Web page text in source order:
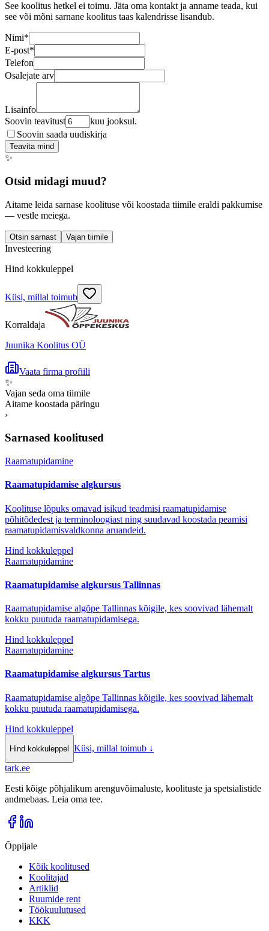
See koolitus hetkel ei toimu. Jäta oma kontakt ja anname teada, kui
see või mõni sarnane koolitus taas kalendrisse lisandub.
Nimi*
E-post*
Telefon
Osalejate arv
Lisainfo
Soovin teavitust
kuu jooksul.
Soovin saada uudiskirja
Teavita mind
✨
Otsid midagi muud?
Aitame leida sarnase koolituse või koostada tiimile eraldi pakkumise
— vestle meiega.
Otsin sarnast Vajan tiimile
Investeering
Hind kokkuleppel
Küsi, millal toimub
Korraldaja
Juunika Koolitus OÜ
Vaata firma profiili
✨
Vajan seda oma tiimile
Aitame koostada päringu
›
Sarnased koolitused
Raamatupidamine
Raamatupidamise algkursus
Koolituse lõpuks omavad isikud teadmisi raamatupidamise
põhitõdedest ja terminoloogiast ning suudavad koostada peamisi
raamatupidamisvaldkonna aruandeid.
Hind kokkuleppel
Raamatupidamine
Raamatupidamise algkursus Tallinnas
Raamatupidamise algõpe Tallinnas kõigile, kes soovivad lähemalt
kokku puutuda raamatupidamisega.
Hind kokkuleppel
Raamatupidamine
Raamatupidamise algkursus Tartus
Raamatupidamise algõpe Tallinnas kõigile, kes soovivad lähemalt
kokku puutuda raamatupidamisega.
Hind kokkuleppel
Hind kokkuleppel Küsi, millal toimub ↓
tark.ee
Eesti kõige põhjalikum arenguvõimaluste, koolituste ja spetsialistide
andmebaas. Leia oma tee.
Õppijale
Kõik koolitused
Koolitajad
Artiklid
Ruumide rent
Töökuulutused
KKK